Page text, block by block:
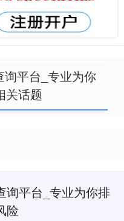
平台_专业为你
关话题
询平台_专业为你排
险